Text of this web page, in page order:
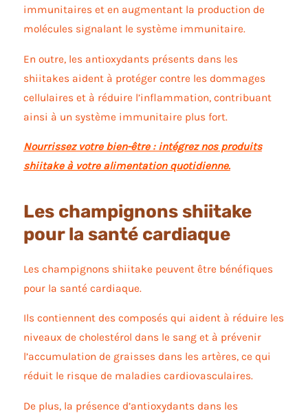
immunitaires et en augmentant la production de
molécules signalant le système immunitaire.
En outre, les antioxydants présents dans les
shiitakes aident à protéger contre les dommages
cellulaires et à réduire l’inflammation, contribuant
ainsi à un système immunitaire plus fort.
Nourrissez votre bien-être : intégrez nos produits
shiitake à votre alimentation quotidienne.
Les champignons shiitake
pour la santé cardiaque
Les champignons shiitake peuvent être bénéfiques
pour la santé cardiaque.
Ils contiennent des composés qui aident à réduire les
niveaux de cholestérol dans le sang et à prévenir
l’accumulation de graisses dans les artères, ce qui
réduit le risque de maladies cardiovasculaires.
De plus, la présence d’antioxydants dans les